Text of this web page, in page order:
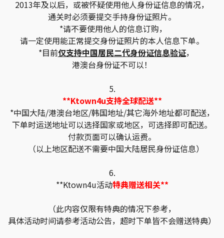
2013年及以后，或被怀疑使用他人身份证信息的情况，
通关时必须要提交手持身份证照片。
*请不要使用他人的信息订购，
请一定使用能正常提交身份证照片的本人信息下单。
*目前仅支持中国居民二代身份证信息验证，
港澳台身份证不可以！
5.
**Ktown4u支持全球配送**
*中国大陆/港澳台地区/韩国地址/其它海外地址都可配送，
下单时运送地址可以选择国家或地区，可选择即可配送。
付款页面可以确认运费。
（以上地区配送不需要中国大陆居民身份证信息）
6.
**Ktown4u活动特典赠送相关**
（此内容仅限有特典的情况下参考，
具体活动时间请参考活动公告，超时下单皆不会赠送特典）